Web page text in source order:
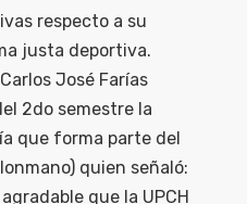
respecto a su
justa deportiva.
José Farías
2do semestre la
que forma parte del
quien señaló:
que la UPCH